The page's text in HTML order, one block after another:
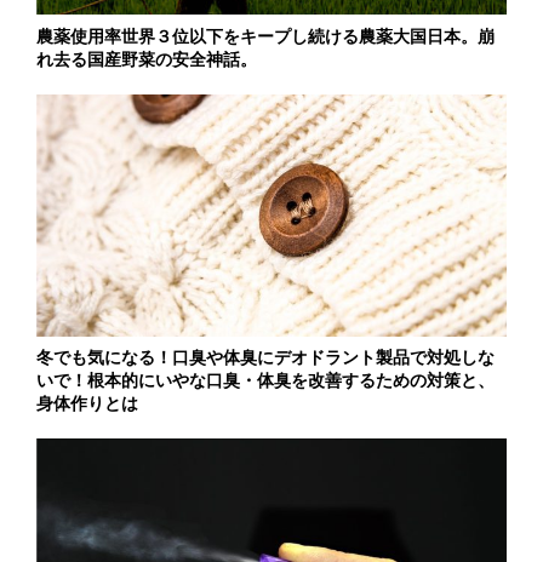
農薬使用率世界３位以下をキープし続ける農薬大国日本。崩
れ去る国産野菜の安全神話。
冬でも気になる！口臭や体臭にデオドラント製品で対処しな
いで！根本的にいやな口臭・体臭を改善するための対策と、
身体作りとは